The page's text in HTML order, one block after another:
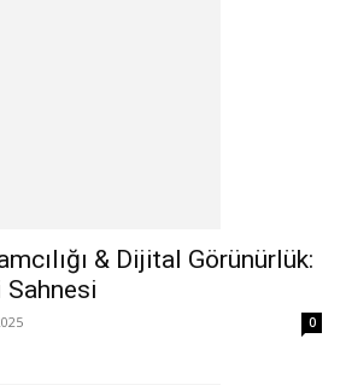
& Dijital Görünürlük:
Sahnesi
0